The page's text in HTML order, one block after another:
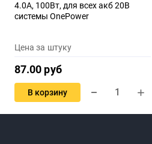
4.0А, 100Вт, для всех акб 20В
системы OnePower
Цена за штуку
87.00 руб
В корзину